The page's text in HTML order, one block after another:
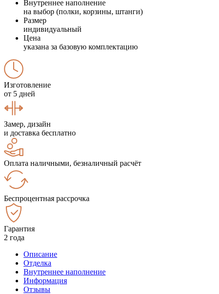
Внутреннее наполнение
на выбор (полки, корзины, штанги)
Размер
индивидуальный
Цена
указана за базовую комплектацию
Изготовление
от 5 дней
Замер, дизайн
и доставка бесплатно
Оплата наличными, безналичный расчёт
Беспроцентная рассрочка
Гарантия
2 года
Описание
Отделка
Внутреннее наполнение
Информация
Отзывы